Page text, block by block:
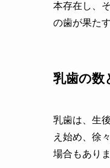
本存在し、
の歯が果た
乳歯の数
乳歯は、生
え始め、徐
場合もありま